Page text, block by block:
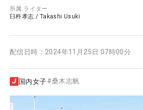
所属 ライター
臼杵孝志 / Takashi Usuki
配信日時： 2024年11月25日 07時00分
国内女子#桑木志帆